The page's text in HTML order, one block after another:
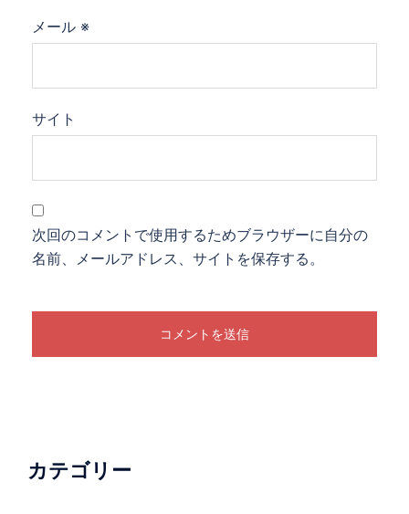
メール ※
サイト
次回のコメントで使用するためブラウザーに自分の
名前、メールアドレス、サイトを保存する。
カテゴリー